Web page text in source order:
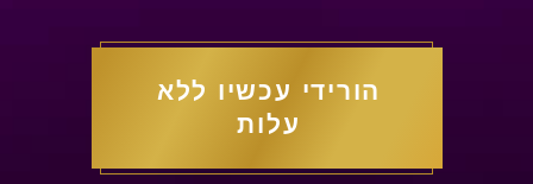
הורידי עכשיו ללא
עלות